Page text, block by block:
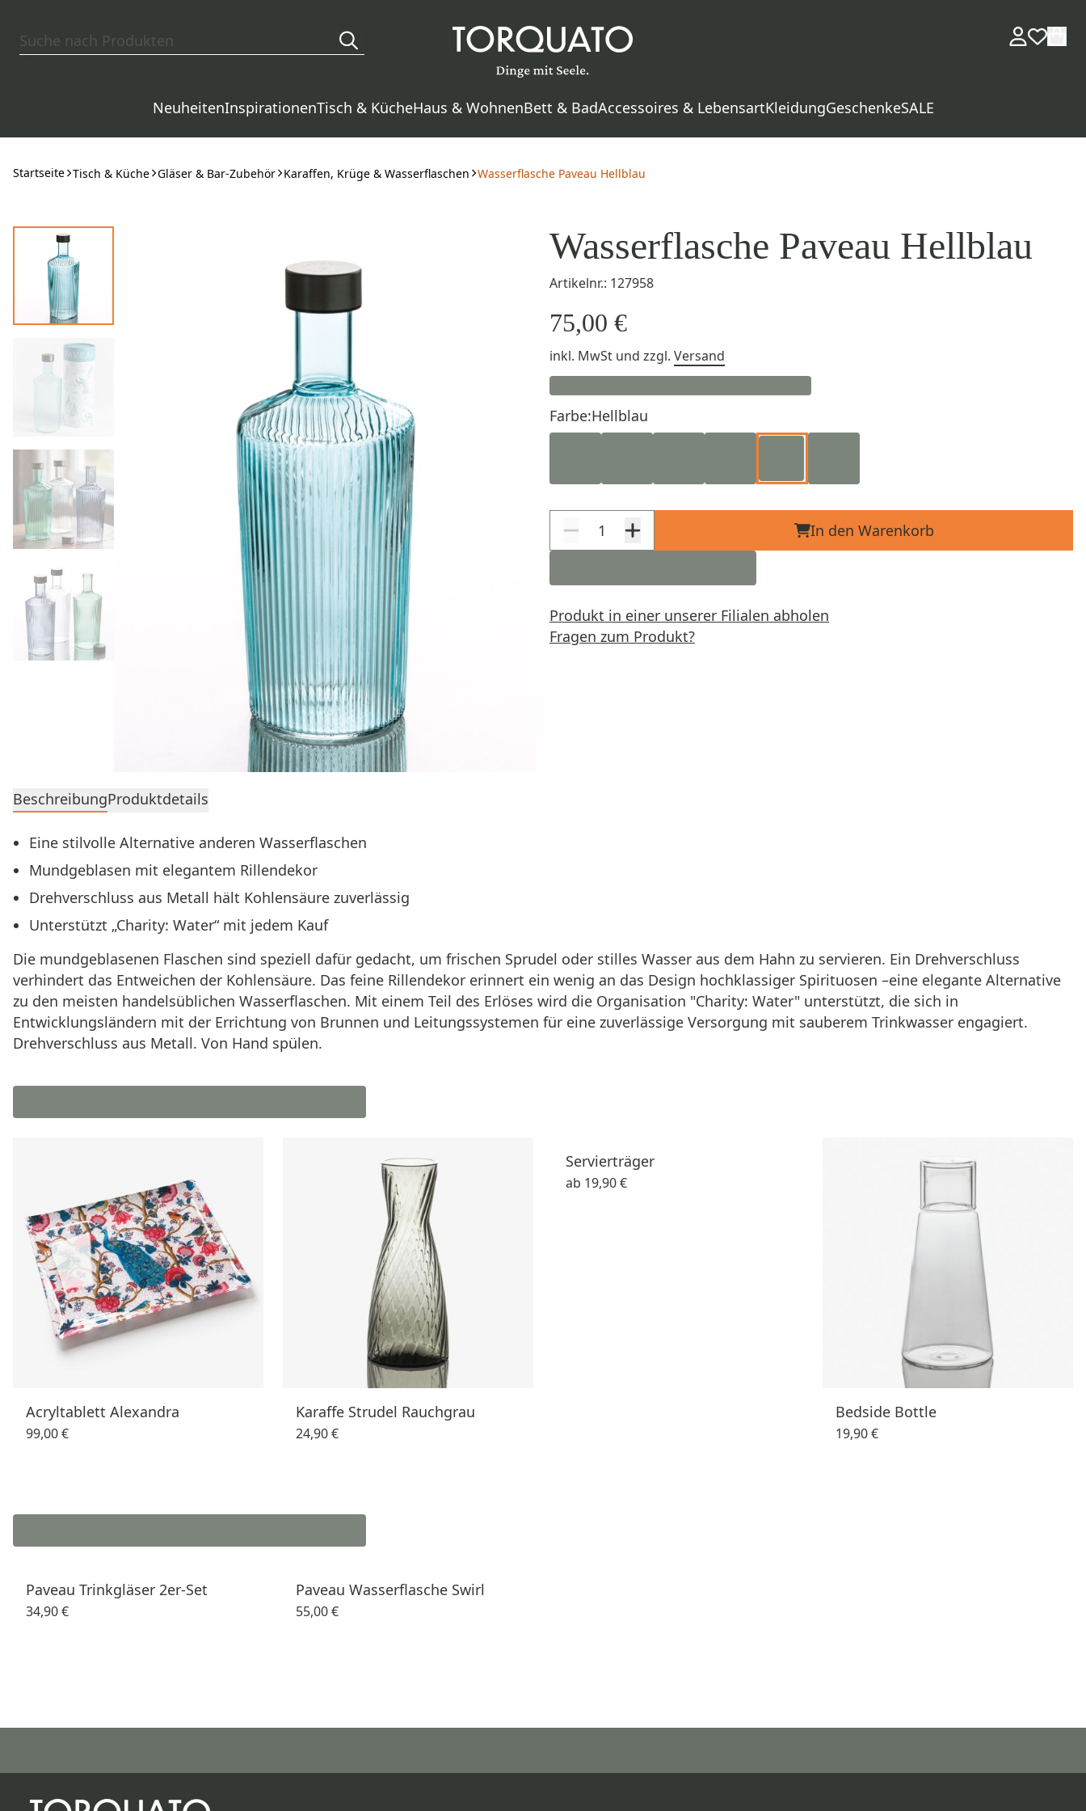
NeuheitenInspirationenTisch & KücheHaus & WohnenBett & BadAccessoires & LebensartKleidungGeschenkeSALE
Startseite Tisch & Küche Gläser & Bar-Zubehör Karaffen, Krüge & Wasserflaschen Wasserflasche Paveau Hellblau
Wasserflasche Paveau Hellblau
Artikelnr.: 127958
75,00 €
inkl. MwSt und zzgl. Versand
Farbe:Hellblau
In den Warenkorb
Produkt in einer unserer Filialen abholen
Fragen zum Produkt?
BeschreibungProduktdetails
Eine stilvolle Alternative anderen Wasserflaschen
Mundgeblasen mit elegantem Rillendekor
Drehverschluss aus Metall hält Kohlensäure zuverlässig
Unterstützt „Charity: Water“ mit jedem Kauf
Die mundgeblasenen Flaschen sind speziell dafür gedacht, um frischen Sprudel oder stilles Wasser aus dem Hahn zu servieren. Ein Drehverschluss
verhindert das Entweichen der Kohlensäure. Das feine Rillendekor erinnert ein wenig an das Design hochklassiger Spirituosen –eine elegante Alternative
zu den meisten handelsüblichen Wasserflaschen. Mit einem Teil des Erlöses wird die Organisation "Charity: Water" unterstützt, die sich in
Entwicklungsländern mit der Errichtung von Brunnen und Leitungssystemen für eine zuverlässige Versorgung mit sauberem Trinkwasser engagiert.
Drehverschluss aus Metall. Von Hand spülen.
Acryltablett Alexandra
99,00 €
Karaffe Strudel Rauchgrau
24,90 €
Servierträger
ab 19,90 €
Bedside Bottle
19,90 €
Paveau Trinkgläser 2er-Set
34,90 €
Paveau Wasserflasche Swirl
55,00 €